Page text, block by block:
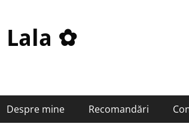
Lala ✿
Despre mine Recomandări